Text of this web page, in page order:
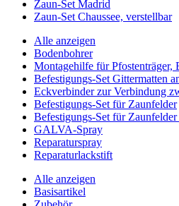
Zaun-Set Madrid
Zaun-Set Chaussee, verstellbar
Alle anzeigen
Bodenbohrer
Montagehilfe für Pfostenträger,
Befestigungs-Set Gittermatten
Eckverbinder zur Verbindung
Befestigungs-Set für Zaunfelder
Befestigungs-Set für
GALVA-Spray
Reparaturspray
Reparaturlackstift
Alle anzeigen
Basisartikel